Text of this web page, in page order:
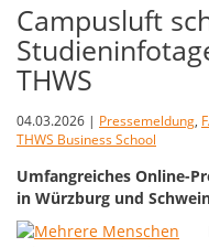
Campusluft
THWS
04.03.2026 | Pressemeldung,
THWS Business School
Umfangreiches Online-
in Würzburg und